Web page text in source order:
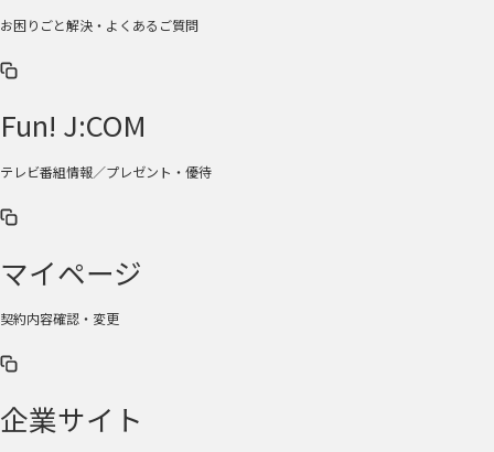
お困りごと解決・よくあるご質問
Fun! J:COM
テレビ番組情報／プレゼント・優待
マイページ
契約内容確認・変更
企業サイト